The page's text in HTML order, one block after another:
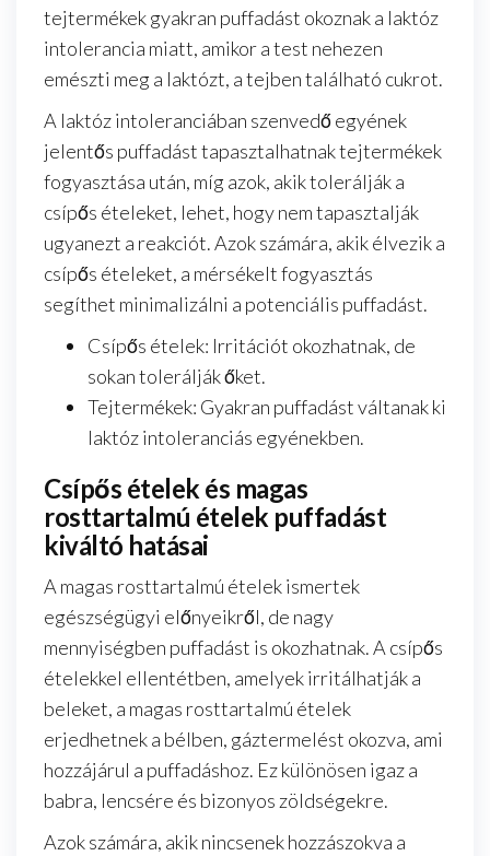
tejtermékek gyakran puffadást okoznak a laktóz
intolerancia miatt, amikor a test nehezen
emészti meg a laktózt, a tejben található cukrot.
A laktóz intoleranciában szenvedő egyének
jelentős puffadást tapasztalhatnak tejtermékek
fogyasztása után, míg azok, akik tolerálják a
csípős ételeket, lehet, hogy nem tapasztalják
ugyanezt a reakciót. Azok számára, akik élvezik a
csípős ételeket, a mérsékelt fogyasztás
segíthet minimalizálni a potenciális puffadást.
Csípős ételek: Irritációt okozhatnak, de
sokan tolerálják őket.
Tejtermékek: Gyakran puffadást váltanak ki
laktóz intoleranciás egyénekben.
Csípős ételek és magas
rosttartalmú ételek puffadást
kiváltó hatásai
A magas rosttartalmú ételek ismertek
egészségügyi előnyeikről, de nagy
mennyiségben puffadást is okozhatnak. A csípős
ételekkel ellentétben, amelyek irritálhatják a
beleket, a magas rosttartalmú ételek
erjedhetnek a bélben, gáztermelést okozva, ami
hozzájárul a puffadáshoz. Ez különösen igaz a
babra, lencsére és bizonyos zöldségekre.
Azok számára, akik nincsenek hozzászokva a